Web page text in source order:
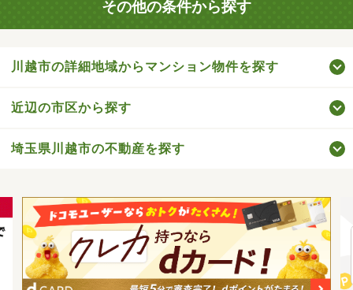
その他の条件から探す
川越市の詳細地域からマンション物件を探す
近辺の市区から探す
埼玉県川越市の不動産を探す